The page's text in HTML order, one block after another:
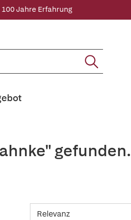
100 Jahre Erfahrung
gefunden.